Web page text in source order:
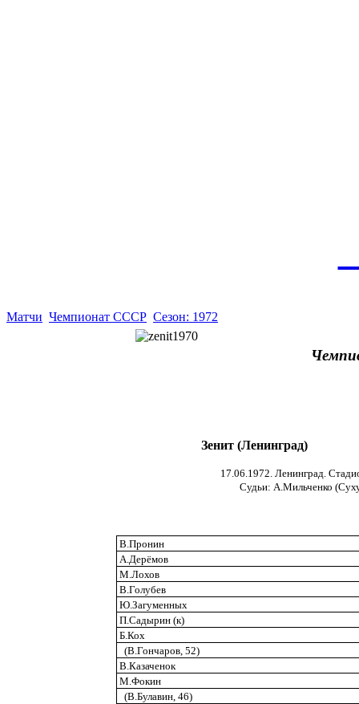
Матчи Чемпионат СССР Сезон: 1972
Зенит (Ленинград)
17.06.1972. Ленинград.
Судьи: А.Мильченко
В.Пронин
А.Дерёмов
М.Лохов
В.Голубев
Ю.Загуменных
П.Садырин (к)
Б.Кох
(В.Гончаров, 52)
В.Казаченок
М.Фокин
(В.Булавин, 46)